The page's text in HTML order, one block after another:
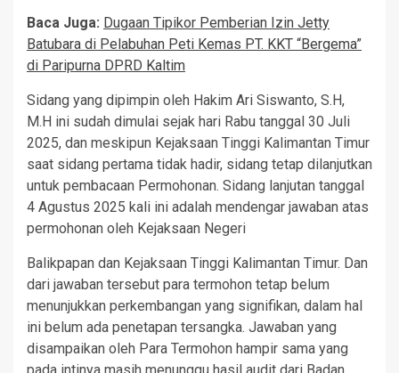
Baca Juga: Dugaan Tipikor Pemberian Izin Jetty
Batubara di Pelabuhan Peti Kemas PT. KKT “Bergema”
di Paripurna DPRD Kaltim
Sidang yang dipimpin oleh Hakim Ari Siswanto, S.H,
M.H ini sudah dimulai sejak hari Rabu tanggal 30 Juli
2025, dan meskipun Kejaksaan Tinggi Kalimantan Timur
saat sidang pertama tidak hadir, sidang tetap dilanjutkan
untuk pembacaan Permohonan. Sidang lanjutan tanggal
4 Agustus 2025 kali ini adalah mendengar jawaban atas
permohonan oleh Kejaksaan Negeri
Balikpapan dan Kejaksaan Tinggi Kalimantan Timur. Dan
dari jawaban tersebut para termohon tetap belum
menunjukkan perkembangan yang signifikan, dalam hal
ini belum ada penetapan tersangka. Jawaban yang
disampaikan oleh Para Termohon hampir sama yang